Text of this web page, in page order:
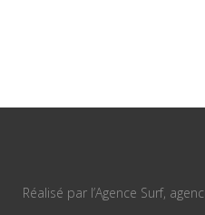
Réalisé par l’Agence Surf,